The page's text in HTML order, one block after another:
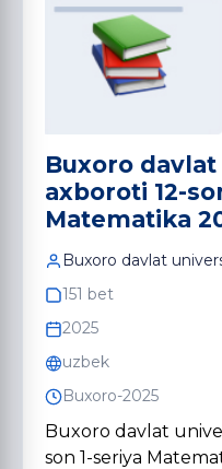
Buxoro
axboroti 12-
Matematika
Buxoro davlat
151 bet
2025
uzbek
Buxoro-2025
Buxoro davlat
son 1-seriya